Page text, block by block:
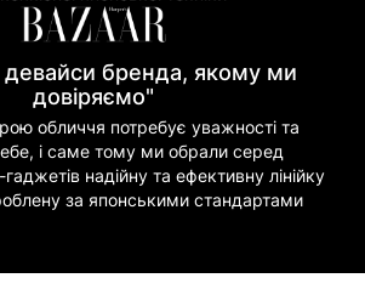
девайси бренда, якому ми
довіряємо"
обличчя потребує уважності та
і саме тому ми обрали серед
надійну та ефективну лінійку
за японськими стандартами